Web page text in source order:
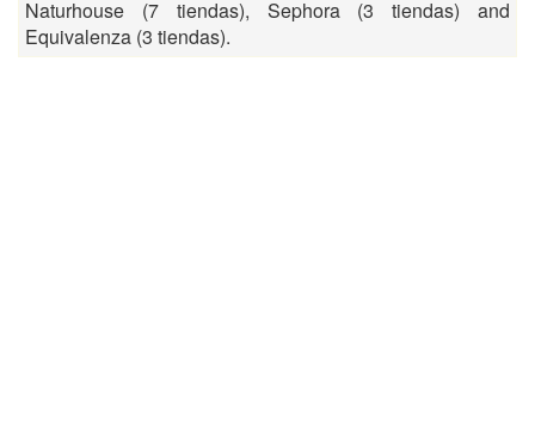
Naturhouse (7 tiendas), Sephora (3 tiendas) and
Equivalenza (3 tiendas).